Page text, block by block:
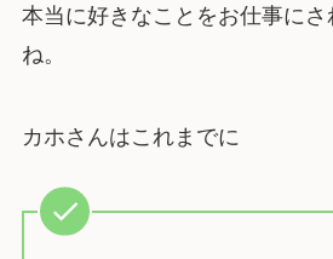
本当に好きなことをお仕事に
ね。
カホさんはこれまでに